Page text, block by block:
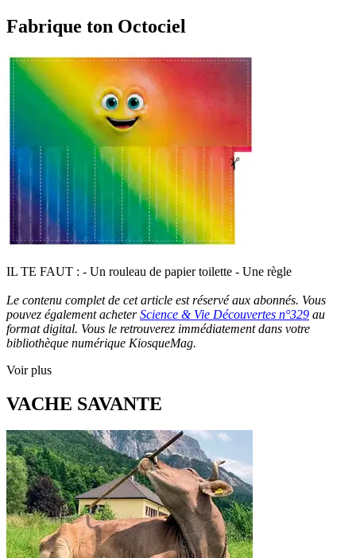
Fabrique ton Octociel
IL TE FAUT : - Un rouleau de papier toilette - Une règle
Le contenu complet de cet article est réservé aux abonnés. Vous
pouvez également acheterScience & Vie Découvertes n°329 au
format digital. Vous le retrouverez immédiatement dans votre
bibliothèque numérique KiosqueMag.
Voir plus
VACHE SAVANTE